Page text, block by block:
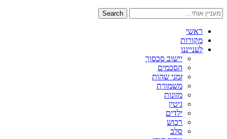
Search
ראשי
מקורות
לענייננו
יישוב סכסוך
הסכמים
זמני שהות
משמורת
מזונות
גיטין
ילדים
רכוש
סלב